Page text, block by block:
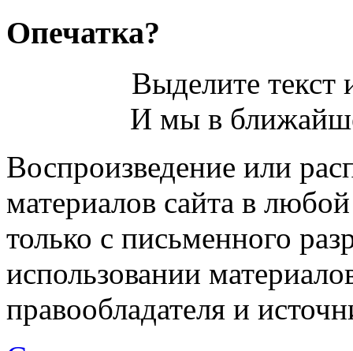
Опечатка?
Выделите
И мы в
Воспроизведение или
материалов сайта в
только с письменного
использовании
правообладателя и